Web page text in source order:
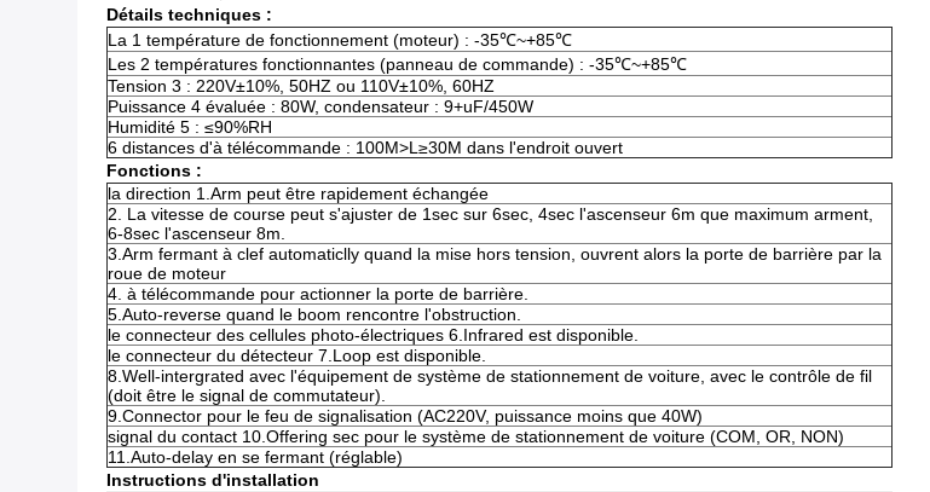
Détails techniques :
La 1 température de fonctionnement (moteur) : -35℃~+85℃
Les 2 températures fonctionnantes (panneau de commande) : -35℃~+85℃
Tension 3 : 220V±10%, 50HZ ou 110V±10%, 60HZ
Puissance 4 évaluée : 80W, condensateur : 9+uF/450W
Humidité 5 : ≤90%RH
6 distances d'à télécommande : 100M>L≥30M dans l'endroit ouvert
Fonctions :
la direction 1.Arm peut être rapidement échangée
2. La vitesse de course peut s'ajuster de 1sec sur 6sec, 4sec l'ascenseur 6m que maximum arment,
6-8sec l'ascenseur 8m.
3.Arm fermant à clef automaticlly quand la mise hors tension, ouvrent alors la porte de barrière par la
roue de moteur
4. à télécommande pour actionner la porte de barrière.
5.Auto-reverse quand le boom rencontre l'obstruction.
le connecteur des cellules photo-électriques 6.Infrared est disponible.
le connecteur du détecteur 7.Loop est disponible.
8.Well-intergrated avec l'équipement de système de stationnement de voiture, avec le contrôle de fil
(doit être le signal de commutateur).
9.Connector pour le feu de signalisation (AC220V, puissance moins que 40W)
signal du contact 10.Offering sec pour le système de stationnement de voiture (COM, OR, NON)
11.Auto-delay en se fermant (réglable)
Instructions d'installation